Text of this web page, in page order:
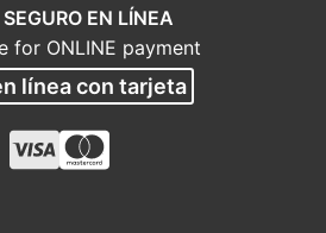
SEGURO EN LÍNEA
for ONLINE payment
línea con tarjeta